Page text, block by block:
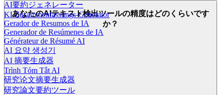
AI要約ジェネレーター
KI-Zusammenfassungs-Generator
Gerador de Resumos de IA
Generador de Resúmenes de IA
Générateur de Résumé AI
AI 요약 생성기
AI 摘要生成器
Trình Tóm Tắt AI
研究论文摘要生成器
研究論文要約ツール
あなたのAIテキスト検出ツールの精度はどのくらいです
か？